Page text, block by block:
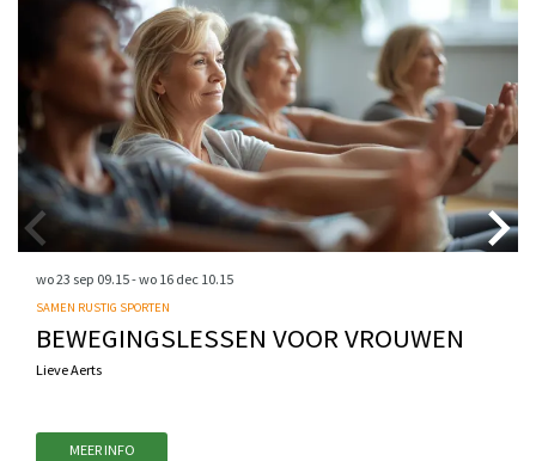
BEWEGINGSLESSEN VOOR VROUWEN
Lieve Aerts
SAMEN RUSTIG SPORTEN
wo 23 sep 09.15-wo 16 dec 10.15
MEER INFO